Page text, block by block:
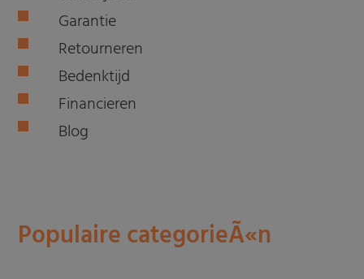
Garantie
Retourneren
Bedenktijd
Financieren
Blog
Populaire categorieÃ«n